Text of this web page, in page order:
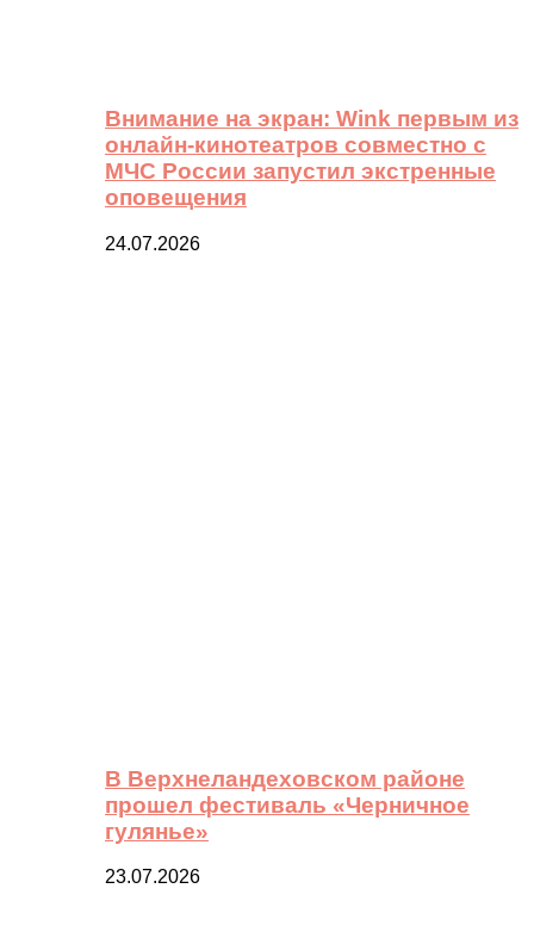
Внимание на экран: Wink первым из
онлайн-кинотеатров совместно с
МЧС России запустил экстренные
оповещения
24.07.2026
В Верхнеландеховском районе
прошел фестиваль «Черничное
гулянье»
23.07.2026